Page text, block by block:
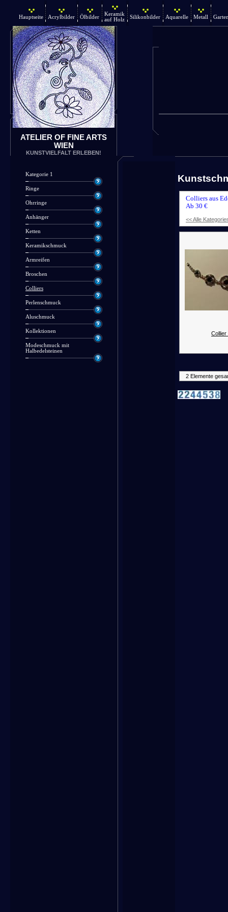
Hauptseite Acrylbilder Ölbilder
Keramik
auf Holz
Silikonbilder Aquarelle Metall
ATELIER OF FINE ARTS
WIEN
KUNSTVIELFALT ERLEBEN!
Kategorie 1
Ringe
Ohrringe
Anhänger
Ketten
Keramikschmuck
Armreifen
Broschen
Colliers
Perlenschmuck
Aluschmuck
Kollektionen
Modeschmuck mit
Halbedelsteinen
Colliers aus
Ab 30 €
<< Alle
Collier
2 Elemente